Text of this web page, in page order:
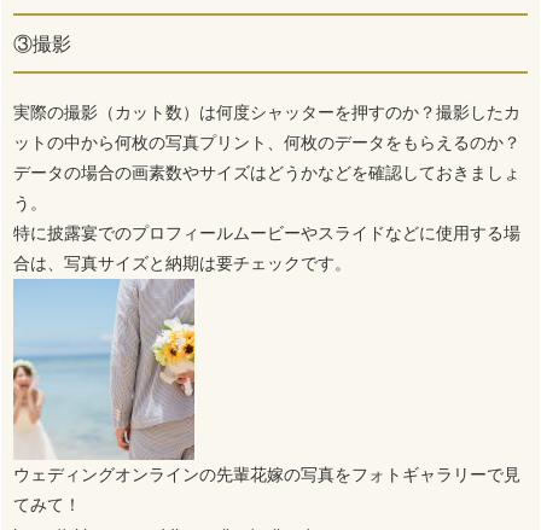
③撮影
実際の撮影（カット数）は何度シャッターを押すのか？撮影したカ
ットの中から何枚の写真プリント、何枚のデータをもらえるのか？
データの場合の画素数やサイズはどうかなどを確認しておきましょ
う。
特に披露宴でのプロフィールムービーやスライドなどに使用する場
合は、写真サイズと納期は要チェックです。
ウェディングオンラインの先輩花嫁の写真をフォトギャラリーで見
てみて！